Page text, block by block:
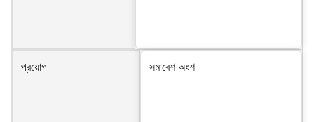
প্রয়োগ সমাবেশ অংশ